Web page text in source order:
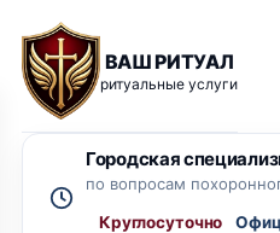
ВАШ РИТУАЛ
ритуальные услуги
Городская
по вопросам
Круглосуточно